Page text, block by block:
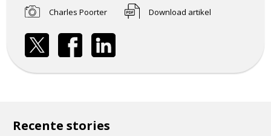
Charles Poorter
Download artikel
Recente stories